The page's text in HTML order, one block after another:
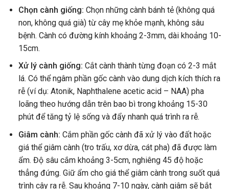
Chọn cành giống: Chọn những cành bánh tẻ (không quá
non, không quá già) từ cây mẹ khỏe mạnh, không sâu
bệnh. Cành có đường kính khoảng 2-3mm, dài khoảng 10-
15cm.
Xử lý cành giống: Cắt cành thành từng đoạn có 2-3 mắt
lá. Có thể ngâm phần gốc cành vào dung dịch kích thích ra
rễ (ví dụ: Atonik, Naphthalene acetic acid – NAA) pha
loãng theo hướng dẫn trên bao bì trong khoảng 15-30
phút để tăng tỷ lệ sống và đẩy nhanh quá trình ra rễ.
Giâm cành: Cắm phần gốc cành đã xử lý vào đất hoặc
giá thể giâm cành (tro trấu, xơ dừa, cát pha) đã được làm
ẩm. Độ sâu cắm khoảng 3-5cm, nghiêng 45 độ hoặc
thẳng đứng. Giữ ẩm cho giá thể giâm cành trong suốt quá
trình cây ra rễ. Sau khoảng 7-10 ngày, cành giâm sẽ bắt